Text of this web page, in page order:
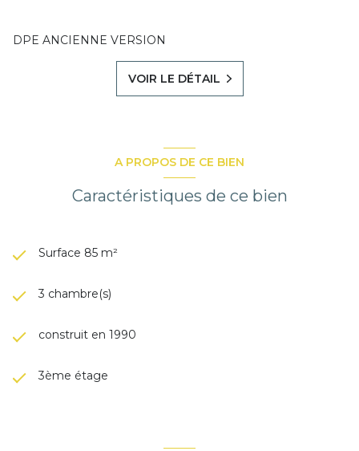
DPE ANCIENNE VERSION
VOIR LE DÉTAIL
A PROPOS DE CE BIEN
Caractéristiques de ce bien
Surface 85 m²
3 chambre(s)
construit en 1990
3ème étage